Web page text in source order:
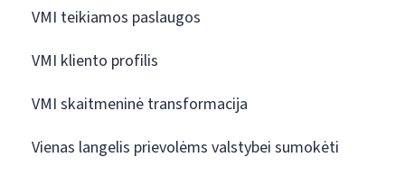
VMI teikiamos paslaugos
VMI kliento profilis
VMI skaitmeninė transformacija
Vienas langelis prievolėms valstybei sumokėti